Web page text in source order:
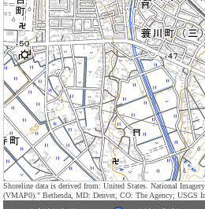
Shoreline data is derived from: United States. National
(VMAP0)." Bethesda, MD: Denver, CO: The Agency; USGS